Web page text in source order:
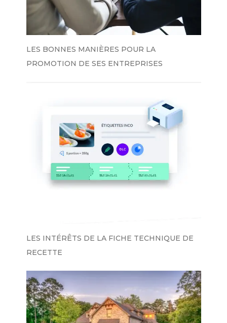
LES BONNES MANIÈRES POUR LA
PROMOTION DE SES ENTREPRISES
LES INTÉRÊTS DE LA FICHE TECHNIQUE DE
RECETTE